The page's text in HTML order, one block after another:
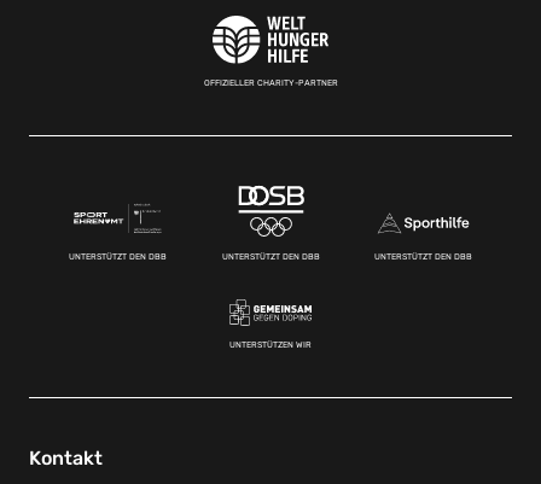
OFFIZIELLER CHARITY-PARTNER
UNTERSTÜTZT DEN DBB UNTERSTÜTZT DEN DBB UNTERSTÜTZT DEN DBB
UNTERSTÜTZEN WIR
Kontakt